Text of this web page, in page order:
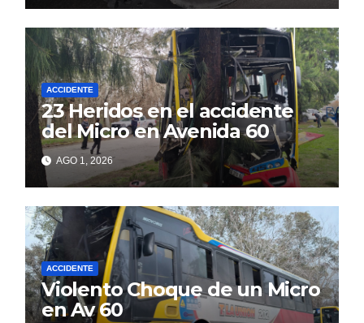
ACCIDENTE
23 Heridos en el accidente
del Micro en Avenida 60
AGO 1, 2026
ACCIDENTE
Violento Choque de un Micro
en Av 60